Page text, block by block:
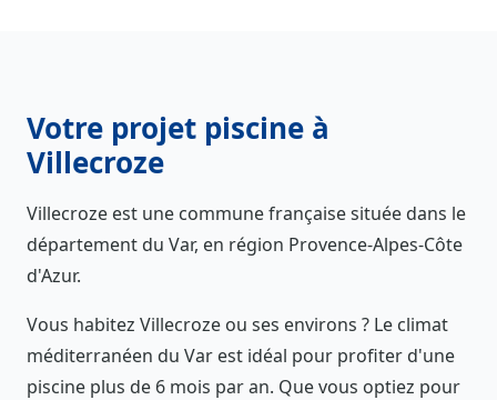
Votre projet piscine à
Villecroze
Villecroze est une commune française située dans le
département du Var, en région Provence-Alpes-Côte
d'Azur.
Vous habitez Villecroze ou ses environs ? Le climat
méditerranéen du Var est idéal pour profiter d'une
piscine plus de 6 mois par an. Que vous optiez pour